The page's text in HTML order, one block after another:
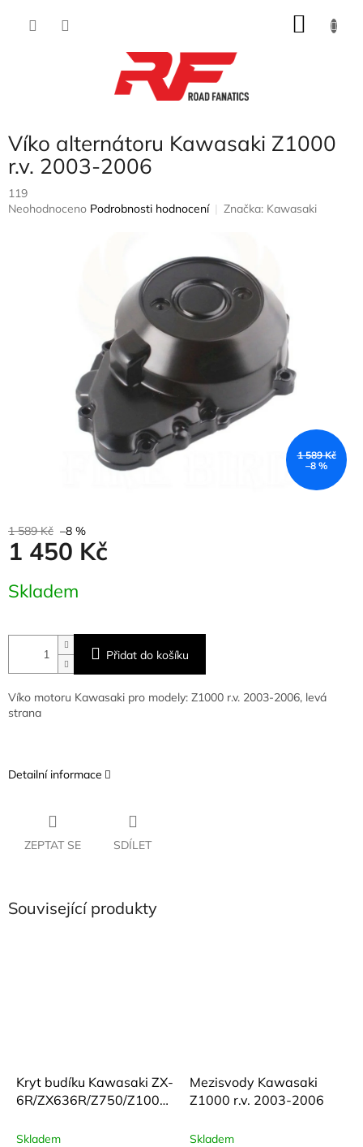
Víko alternátoru Kawasaki Z1000
r.v. 2003-2006
119
Průměrné
Neohodnoceno Podrobnosti hodnocení Značka: Kawasaki
1 589 Kč
–8 %
1 589 Kč –8 %
1 450 Kč
cena:
Skladem
Přidat do košíku
Víko motoru Kawasaki pro modely: Z1000 r.v. 2003-2006, levá
strana
Detailní informace
ZEPTAT SE SDÍLET
Související produkty
Kryt budíku Kawasaki ZX-
6R/ZX636R/Z750/Z1000
05
Skladem
Mezisvody Kawasaki
Z1000 r.v. 2003-2006
Skladem